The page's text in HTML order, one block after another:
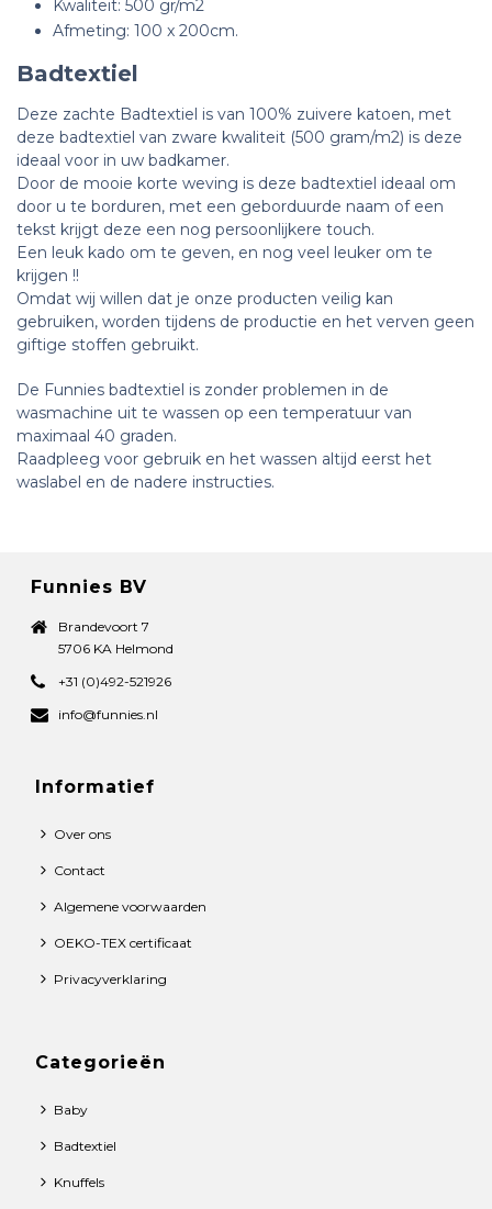
Kwaliteit: 500 gr/m2
Afmeting: 100 x 200cm.
Badtextiel
Deze zachte Badtextiel is van 100% zuivere katoen, met
deze badtextiel van zware kwaliteit (500 gram/m2) is deze
ideaal voor in uw badkamer.
Door de mooie korte weving is deze badtextiel ideaal om
door u te borduren, met een geborduurde naam of een
tekst krijgt deze een nog persoonlijkere touch.
Een leuk kado om te geven, en nog veel leuker om te
krijgen !!
Omdat wij willen dat je onze producten veilig kan
gebruiken, worden tijdens de productie en het verven geen
giftige stoffen gebruikt.
De Funnies badtextiel is zonder problemen in de
wasmachine uit te wassen op een temperatuur van
maximaal 40 graden.
Raadpleeg voor gebruik en het wassen altijd eerst het
waslabel en de nadere instructies.
Funnies BV
Brandevoort 7
5706 KA Helmond
+31 (0)492-521926
info@funnies.nl
Informatief
Over ons
Contact
Algemene voorwaarden
OEKO-TEX certificaat
Privacyverklaring
Categorieën
Baby
Badtextiel
Knuffels